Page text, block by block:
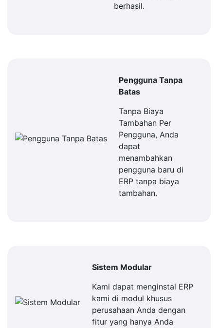
berhasil.
Pengguna Tanpa
Batas
Tanpa Biaya
Tambahan Per
Pengguna, Anda
dapat
menambahkan
pengguna baru di
ERP tanpa biaya
tambahan.
Sistem Modular
Kami dapat menginstal ERP
kami di modul khusus
perusahaan Anda dengan
fitur yang hanya Anda